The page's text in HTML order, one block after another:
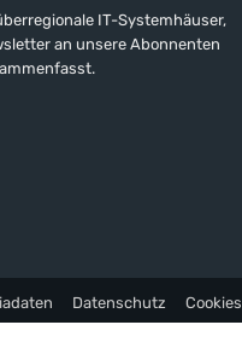
IT-Systemhäuser,
an unsere Abonnenten
Datenschutz Cookies